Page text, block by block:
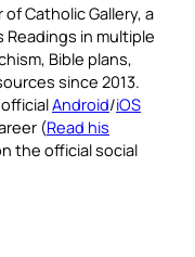
Catholic Gallery, a
in multiple
Bible plans,
since 2013.
Android/iOS
(Read his
the official social